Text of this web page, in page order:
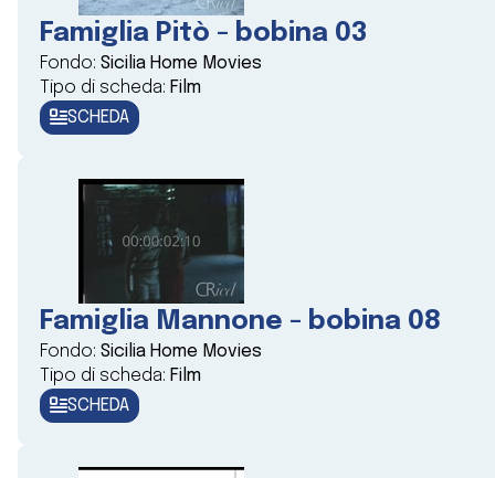
Famiglia Pitò - bobina 03
Fondo: Sicilia Home Movies
Tipo di scheda: Film
SCHEDA
Famiglia Mannone - bobina 08
Fondo: Sicilia Home Movies
Tipo di scheda: Film
SCHEDA